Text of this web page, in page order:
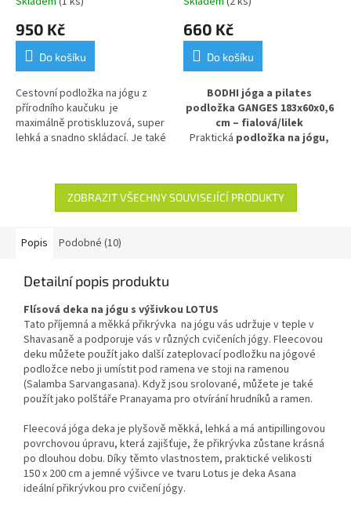
950 Kč
Do košíku
Cestovní podložka na jógu z
přírodního kaučuku je
maximálně protiskluzová, super
lehká a snadno skládací. Je také
jógových studiích.
fialová/lilek
660 Kč
Do košíku
BODHI jóga a pilates
podložka GANGES 183x60x0,6
cm – fialová/lilek
Praktická podložka na jógu,
přechodem v odstínu
fialová/lilek. Díky komfortní
tloušťce6 mmposkytuje
ZOBRAZIT VŠECHNY SOUVISEJÍCÍ PRODUKTY
Popis Podobné (10)
Detailní popis produktu
Flísová deka na jógu s výšivkou LOTUS
Tato příjemná a měkká přikrývka na jógu vás udržuje v teple v
Shavasaně a podporuje vás v různých cvičeních jógy. Fleecovou
deku můžete použít jako další zateplovací podložku na jógové
podložce nebo ji umístit pod ramena ve stoji na ramenou
(Salamba Sarvangasana). Když jsou srolované, můžete je také
použít jako polštáře Pranayama pro otvírání hrudníků a ramen.
Fleecová jóga deka je plyšově měkká, lehká a má antipillingovou
povrchovou úpravu, která zajišťuje, že přikrývka zůstane krásná
po dlouhou dobu. Díky těmto vlastnostem, praktické velikosti
150 x 200 cm a jemné výšivce ve tvaru Lotus je deka Asana
ideální přikrývkou pro cvičení jógy.